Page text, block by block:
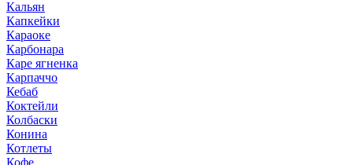
Кальян
Капкейки
Караоке
Карбонара
Каре ягненка
Карпаччо
Кебаб
Коктейли
Колбаски
Конина
Котлеты
Кофе